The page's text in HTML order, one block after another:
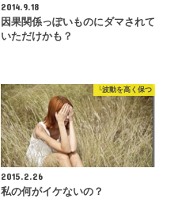
2014.9.18
因果関係っぽいものにダマされて
いただけかも？
└波動を高く保つ
2015.2.26
私の何がイケないの？